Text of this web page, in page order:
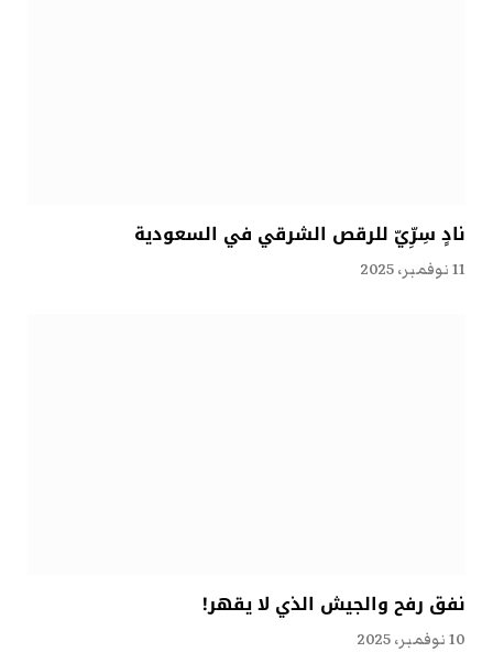
نادٍ سِرِّيّ للرقص الشرقي في السعودية
11 نوفمبر، 2025
نفق رفح والجيش الذي لا يقهر!
10 نوفمبر، 2025